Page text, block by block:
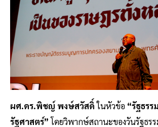
ผศ.ดร.พิชญ์ พงษ์สวัสดิ์ในหัวข้อ “รัฐธร
รัฐศาสตร์”โดยวิพากษ์สถานะของวันรัฐธร